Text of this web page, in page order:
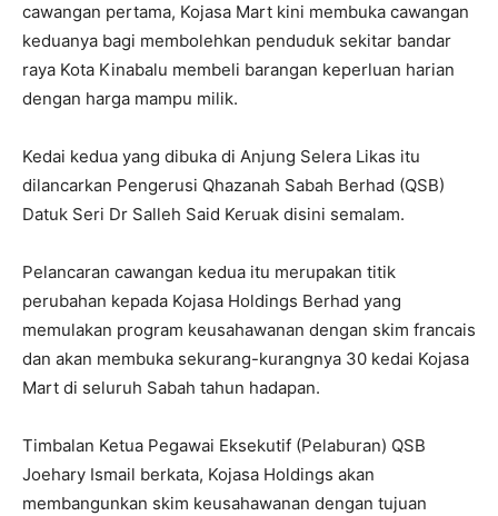
cawangan pertama, Kojasa Mart kini membuka cawangan
keduanya bagi membolehkan penduduk sekitar bandar
raya Kota Kinabalu membeli barangan keperluan harian
dengan harga mampu milik.
Kedai kedua yang dibuka di Anjung Selera Likas itu
dilancarkan Pengerusi Qhazanah Sabah Berhad (QSB)
Datuk Seri Dr Salleh Said Keruak disini semalam.
Pelancaran cawangan kedua itu merupakan titik
perubahan kepada Kojasa Holdings Berhad yang
memulakan program keusahawanan dengan skim francais
dan akan membuka sekurang-kurangnya 30 kedai Kojasa
Mart di seluruh Sabah tahun hadapan.
Timbalan Ketua Pegawai Eksekutif (Pelaburan) QSB
Joehary Ismail berkata, Kojasa Holdings akan
membangunkan skim keusahawanan dengan tujuan